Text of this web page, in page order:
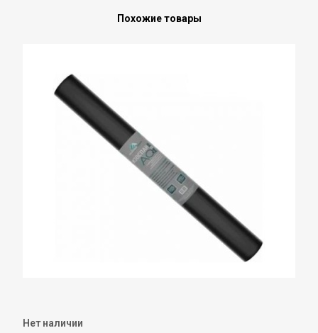
Похожие товары
Нет наличии